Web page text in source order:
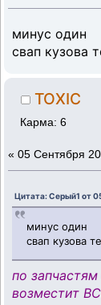
минус один
свап кузова
TOXIC
Карма: 6
« 05 Сентября
Цитата: Серый1 от
минус один
свап кузова
по
возместит